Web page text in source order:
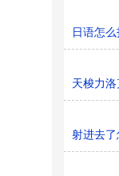
日语怎么
天梭力
射进去